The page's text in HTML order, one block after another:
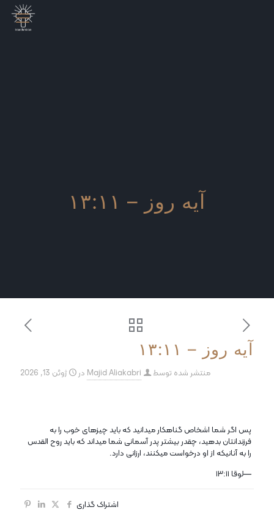
آیه روز – ۱۳:۱۱
آیه روز – ۱۳:۱۱
منتشر شده توسط Majid Aliakabri در ژوئن 13, 2026
پس اگر شما اشخاص گناهکار میدانید که باید چیزهای خوب را به
فرزندانتان بدهید، چقدر بیشتر پدر آسمانی شما میداند که باید روح القدس
را به آنانیکه از او درخواست میکنند، ارزانی دارد.
—لوقا ۱۳:۱۱
اشتراک گذاری